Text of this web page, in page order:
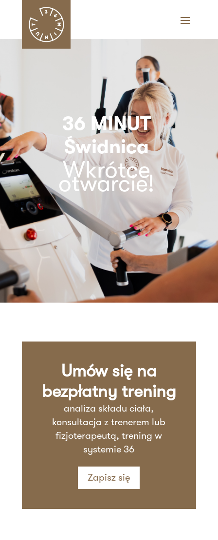
36 MINUT
Świdnica
Wkrótce
otwarcie!
Umów się na
bezpłatny trening
analiza składu ciała,
konsultacja z trenerem lub
fizjoterapeutą, trening w
systemie 36
Zapisz się